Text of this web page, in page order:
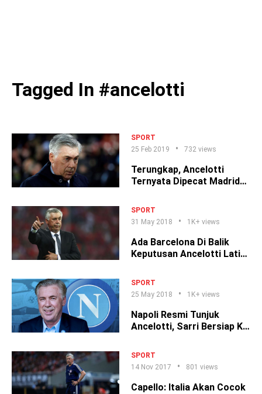
Tagged In #ancelotti
SPORT
25 Feb 2019
732 views
Terungkap, Ancelotti
Ternyata Dipecat Madrid
SPORT
31 May 2018
1K+ views
Ada Barcelona Di Balik
Keputusan Ancelotti Latih
SPORT
25 May 2018
1K+ views
Napoli Resmi Tunjuk
Ancelotti, Sarri Bersiap Ke
SPORT
14 Nov 2017
801 views
Capello: Italia Akan Cocok